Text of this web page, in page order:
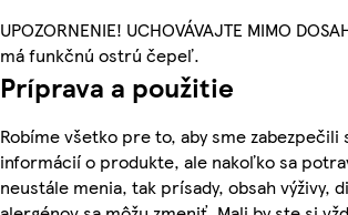
UPOZORNENIE! UCHOVÁVAJTE MIMO
má funkčnú ostrú čepeľ.
Príprava a použitie
Robíme všetko pre to, aby sme zabezpečili
informácií o produkte, ale nakoľko sa
neustále menia, tak prísady, obsah výživy,